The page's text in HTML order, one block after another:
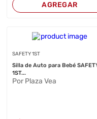
AGREGAR
SAFETY 1ST
Silla de Auto para Bebé
1ST...
Por Plaza Vea